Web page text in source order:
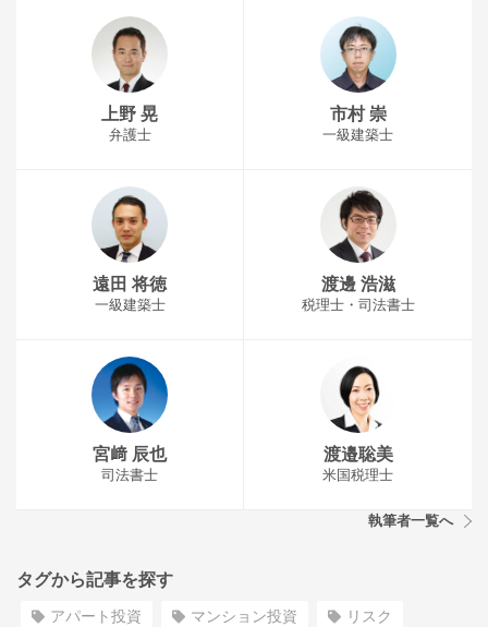
上野 晃
弁護士
市村 崇
一級建築士
遠田 将徳
一級建築士
渡邊 浩滋
税理士・司法書士
宮﨑 辰也
司法書士
渡邉聡美
米国税理士
執筆者一覧へ
タグから記事を探す
アパート投資 マンション投資 リスク